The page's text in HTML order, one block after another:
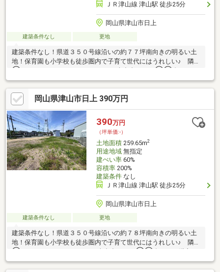
ＪＲ津山線 津山駅 徒歩25分
岡山県津山市日上
建築条件なし 更地
建築条件なし！県道３５０号線沿いの約７７坪南向きの明るい土
地！保育園も小学校も徒歩圏内で子育て世代にはうれしい♪ 隣地
購入も可能です（２筆合計面積５１６．６５㎡）※東隣地からの
電線が当該東端の一部上空を経由している部分があります。※当
該敷地入口西側に電柱２本設置あり
岡山県津山市日上 390万円
390万円
（坪単価:-）
土地面積259.65m2
用途地域無指定
建ぺい率60%
容積率200%
建築条件なし
ＪＲ津山線 津山駅 徒歩25分
岡山県津山市日上
建築条件なし 更地
建築条件なし！県道３５０号線沿いの約７８坪南向きの明るい土
地！保育園も小学校も徒歩圏内で子育て世代にはうれしい♪ 隣地
可能です（２筆合計面積５１６．６５㎡）※一部電線が上空を経
由している部分があります。